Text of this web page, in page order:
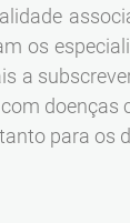
os
a
doenças
para os